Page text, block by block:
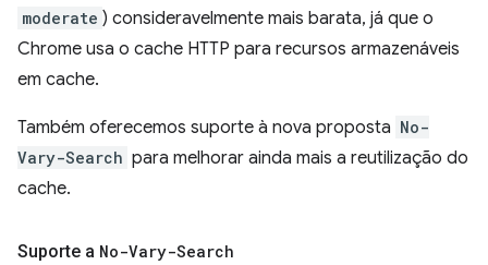
moderate ) consideravelmente mais barata, já que o
Chrome usa o cache HTTP para recursos armazenáveis
em cache.
Também oferecemos suporte à nova proposta No-
Vary-Search para melhorar ainda mais a reutilização do
cache.
Suporte a No-Vary-Search